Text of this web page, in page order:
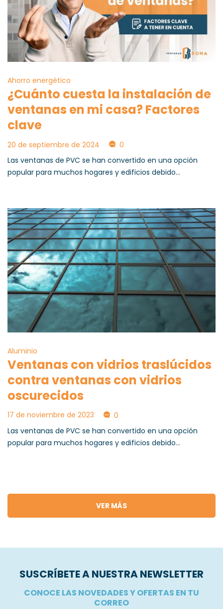
Ahorro energético
¿Cuánto cuesta la instalación de
ventanas en mi casa? Factores
clave
20 de septiembre de 2024
0
Las ventanas de PVC se han convertido en una opción
popular para muchos hogares y edificios debido...
Aluminio
Ventanas con vidrios traslúcidos
contra ventanas con vidrios
oscurecidos
17 de noviembre de 2023
0
Las ventanas de PVC se han convertido en una opción
popular para muchos hogares y edificios debido...
VER MÁS
SUSCRÍBETE A NUESTRA NEWSLETTER
CONOCE LAS NOVEDADES Y OFERTAS EN TU
CORREO